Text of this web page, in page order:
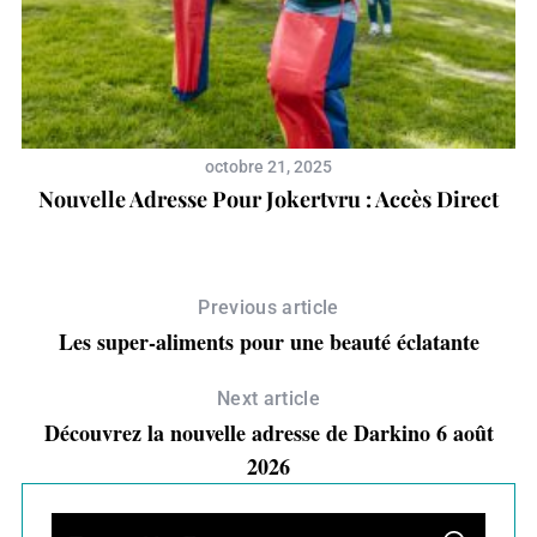
octobre 21, 2025
Nouvelle Adresse Pour Jokertvru : Accès Direct
Previous article
Les super-aliments pour une beauté éclatante
Next article
Découvrez la nouvelle adresse de Darkino 6 août
2026